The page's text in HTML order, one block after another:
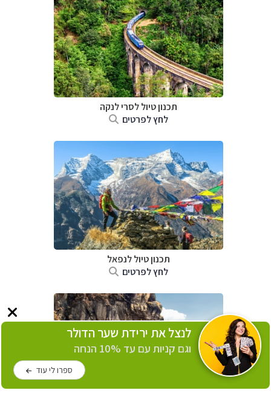
תכנון טיוללסרי לנקה
לחץ לפרטים
תכנון טיול לנפאל
לחץ לפרטים
לנצל את ירידת שער הדולר
וגם קניות עם עד 10% הנחה
ספרו לי עוד